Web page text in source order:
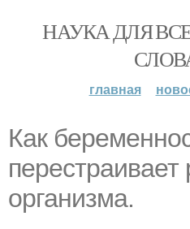
НАУКА ДЛЯ
главная
Как
перестраивает
организма.